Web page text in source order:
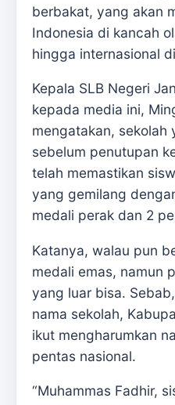
berbakat, yang akan
Indonesia di kancah
hingga internasional
Kepala SLB Negeri
kepada media ini,
mengatakan, sekolah
sebelum penutupan
telah memastikan
yang gemilang
medali perak dan 2
Katanya, walau pun
medali emas, namun
yang luar bisa.
nama sekolah,
ikut mengharumkan
pentas nasional.
“Muhammas Fadhir,